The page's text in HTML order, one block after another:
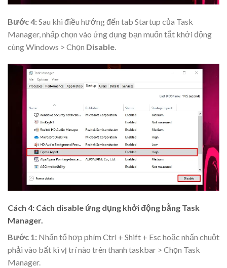
Bước 4:Sau khi điều hướng đến tab Startup của Task
Manager, nhấp chọn vào ứng dụng bạn muốn tắt khởi động
cùng Windows > Chọn Disable.
Cách 4: Cách disable ứng dụng khởi động bằng Task
Manager.
Bước 1: Nhấn tổ hợp phím Ctrl + Shift + Esc hoặc nhấn chuột
phải vào bất kì vị trí nào trên thanh taskbar > Chọn Task
Manager.